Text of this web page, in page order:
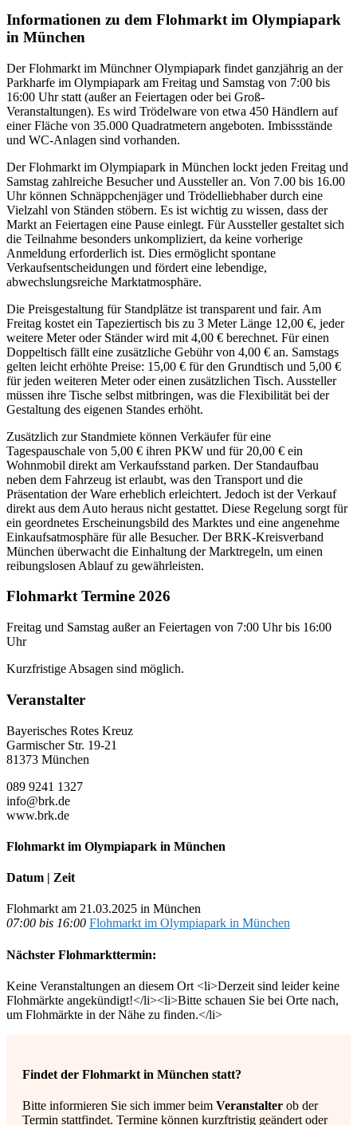
Informationen zu dem Flohmarkt im Olympiapark
in München
Der Flohmarkt im Münchner Olympiapark findet ganzjährig an der
Parkharfe im Olympiapark am Freitag und Samstag von 7:00 bis
16:00 Uhr statt (außer an Feiertagen oder bei Groß-
Veranstaltungen). Es wird Trödelware von etwa 450 Händlern auf
einer Fläche von 35.000 Quadratmetern angeboten. Imbissstände
und WC-Anlagen sind vorhanden.
Der Flohmarkt im Olympiapark in München lockt jeden Freitag und
Samstag zahlreiche Besucher und Aussteller an. Von 7.00 bis 16.00
Uhr können Schnäppchenjäger und Trödelliebhaber durch eine
Vielzahl von Ständen stöbern. Es ist wichtig zu wissen, dass der
Markt an Feiertagen eine Pause einlegt. Für Aussteller gestaltet sich
die Teilnahme besonders unkompliziert, da keine vorherige
Anmeldung erforderlich ist. Dies ermöglicht spontane
Verkaufsentscheidungen und fördert eine lebendige,
abwechslungsreiche Marktatmosphäre.
Die Preisgestaltung für Standplätze ist transparent und fair. Am
Freitag kostet ein Tapeziertisch bis zu 3 Meter Länge 12,00 €, jeder
weitere Meter oder Ständer wird mit 4,00 € berechnet. Für einen
Doppeltisch fällt eine zusätzliche Gebühr von 4,00 € an. Samstags
gelten leicht erhöhte Preise: 15,00 € für den Grundtisch und 5,00 €
für jeden weiteren Meter oder einen zusätzlichen Tisch. Aussteller
müssen ihre Tische selbst mitbringen, was die Flexibilität bei der
Gestaltung des eigenen Standes erhöht.
Zusätzlich zur Standmiete können Verkäufer für eine
Tagespauschale von 5,00 € ihren PKW und für 20,00 € ein
Wohnmobil direkt am Verkaufsstand parken. Der Standaufbau
neben dem Fahrzeug ist erlaubt, was den Transport und die
Präsentation der Ware erheblich erleichtert. Jedoch ist der Verkauf
direkt aus dem Auto heraus nicht gestattet. Diese Regelung sorgt für
ein geordnetes Erscheinungsbild des Marktes und eine angenehme
Einkaufsatmosphäre für alle Besucher. Der BRK-Kreisverband
München überwacht die Einhaltung der Marktregeln, um einen
reibungslosen Ablauf zu gewährleisten.
Flohmarkt Termine 2026
Freitag und Samstag außer an Feiertagen von 7:00 Uhr bis 16:00
Uhr
Kurzfristige Absagen sind möglich.
Veranstalter
Bayerisches Rotes Kreuz
Garmischer Str. 19-21
81373 München
089 9241 1327
info@brk.de
www.brk.de
Flohmarkt im Olympiapark in München
Datum | Zeit
Flohmarkt am 21.03.2025 in München
07:00 bis 16:00 Flohmarkt im Olympiapark in München
Nächster Flohmarkttermin:
Keine Veranstaltungen an diesem Ort <li>Derzeit sind leider keine
Flohmärkte angekündigt!</li><li>Bitte schauen Sie bei Orte nach,
um Flohmärkte in der Nähe zu finden.</li>
Findet der Flohmarkt in München statt?
Bitte informieren Sie sich immer beim Veranstalter ob der
Termin stattfindet. Termine können kurzftristig geändert oder